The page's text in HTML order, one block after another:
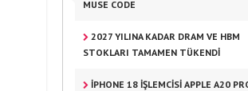
MUSE CODE
2027 YILINA KADAR DRAM VE HBM
STOKLARI TAMAMEN TÜKENDI
IPHONE 18 İŞLEMCISI APPLE A20